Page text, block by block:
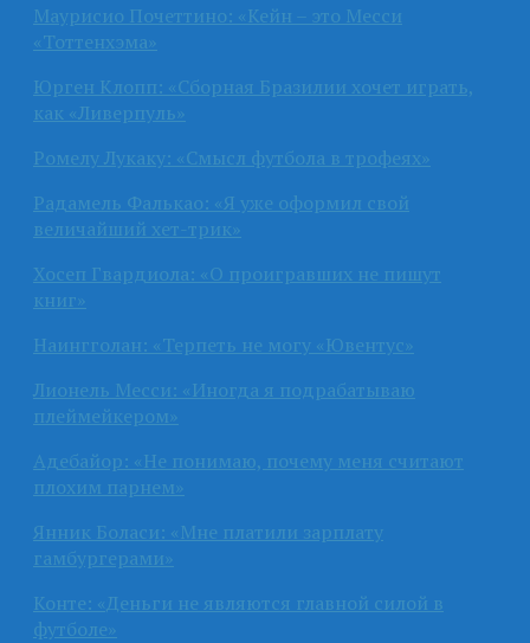
Маурисио Почеттино: «Кейн – это Месси
«Тоттенхэма»
Юрген Клопп: «Сборная Бразилии хочет играть,
как «Ливерпуль»
Ромелу Лукаку: «Смысл футбола в трофеях»
Радамель Фалькао: «Я уже оформил свой
величайший хет-трик»
Хосеп Гвардиола: «О проигравших не пишут
книг»
Наингголан: «Терпеть не могу «Ювентус»
Лионель Месси: «Иногда я подрабатываю
плеймейкером»
Адебайор: «Не понимаю, почему меня считают
плохим парнем»
Янник Боласи: «Мне платили зарплату
гамбургерами»
Конте: «Деньги не являются главной силой в
футболе»